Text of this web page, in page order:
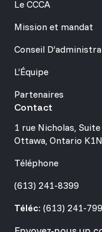
Le CCCA
Mission et mandat
Conseil
L’Équipe
Partenaires
Contact
1 rue Nicholas,
Ottawa, Ontario
Téléphone
(613) 241-8399
Téléc: (613) 241-